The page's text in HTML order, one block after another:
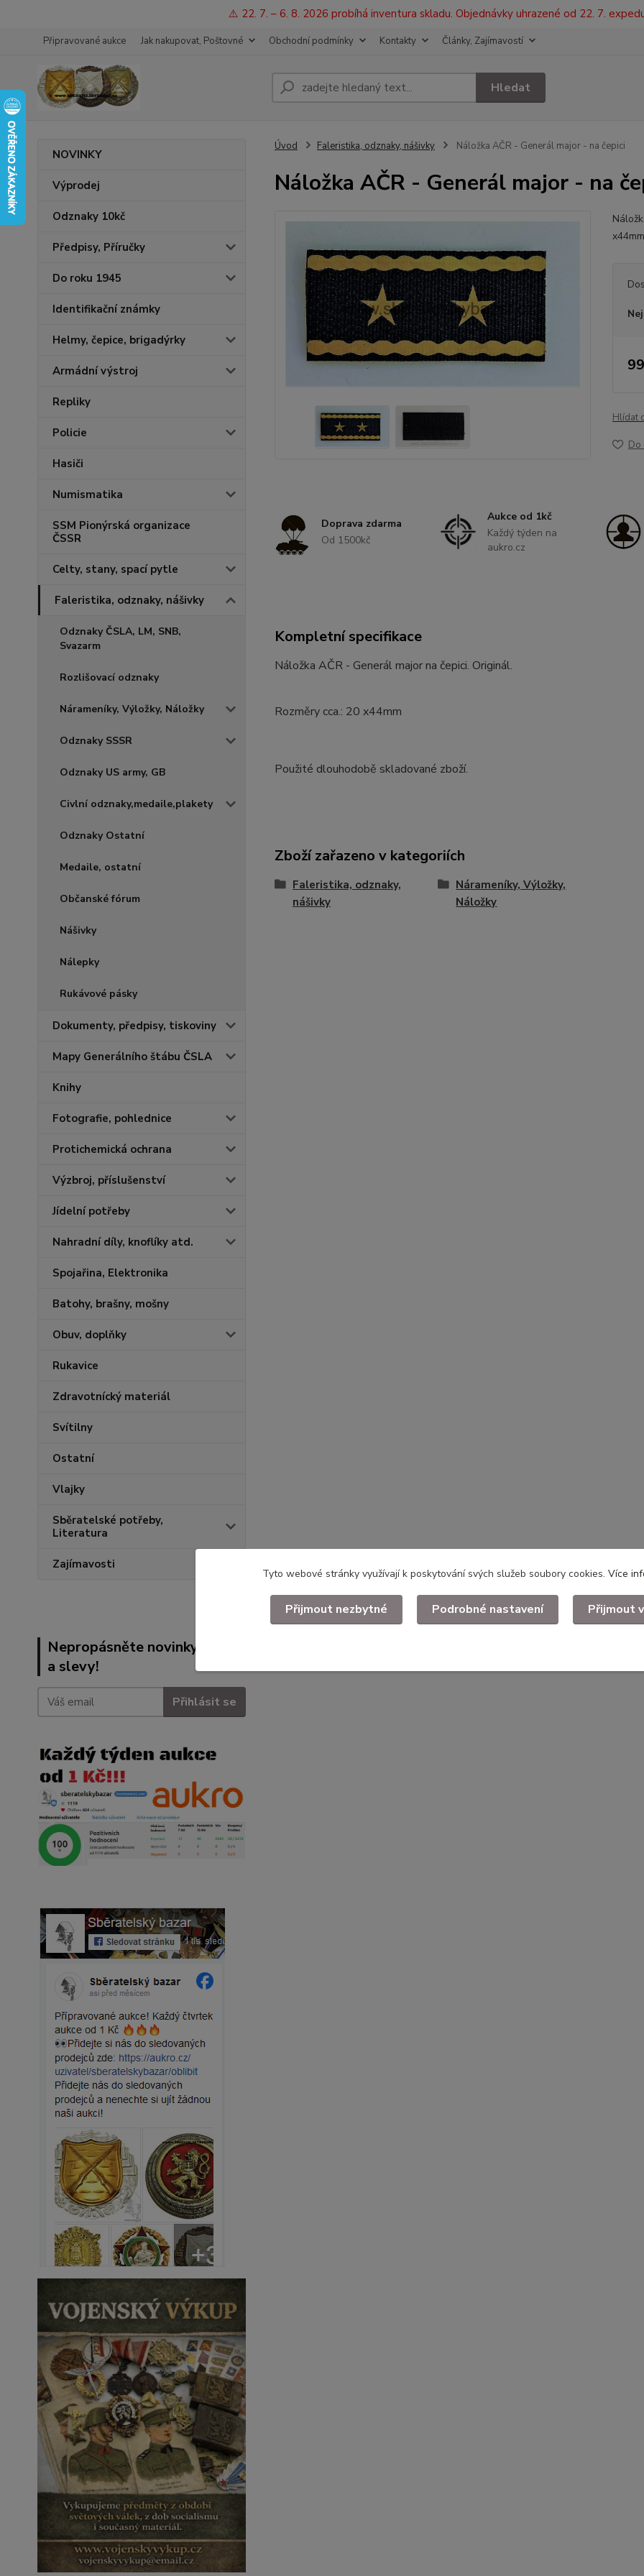
⚠️ 22. 7. – 6. 8. 2026 probíhá inventura skladu. Objednávky uhrazené od 22. 7.
Připravované aukce Jak nakupovat, Poštovné Obchodní podmínky Kontakty Články, Zajímavostí
Hledat
NOVINKY
Výprodej
Odznaky 10kč
Předpisy, Příručky
Do roku 1945
Identifikační známky
Helmy, čepice, brigadýrky
Armádní výstroj
Repliky
Policie
Hasiči
Numismatika
SSM Pionýrská organizace
ČSSR
Celty, stany, spací pytle
Faleristika, odznaky, nášivky
Odznaky ČSLA, LM, SNB,
Svazarm
Rozlišovací odznaky
Nárameníky, Výložky, Náložky
Odznaky SSSR
Odznaky US army, GB
Civlní odznaky,medaile,plakety
Odznaky Ostatní
Medaile, ostatní
Občanské fórum
Nášivky
Nálepky
Rukávové pásky
Dokumenty, předpisy, tiskoviny
Mapy Generálního štábu ČSLA
Knihy
Fotografie, pohlednice
Protichemická ochrana
Výzbroj, příslušenství
Jídelní potřeby
Nahradní díly, knoflíky atd.
Spojařina, Elektronika
Batohy, brašny, mošny
Obuv, doplňky
Rukavice
Zdravotnícký materiál
Svítilny
Ostatní
Vlajky
Sběratelské potřeby,
Literatura
Zajímavosti
Nepropásněte novinky, akce
a slevy!
Přihlásit se
Úvod Faleristika, odznaky, nášivky Náložka AČR - Generál major - na čepici
Náložka AČR - Generál major - na
Hlídat
Do
Doprava zdarma
Od 1500kč
Aukce od 1kč
Každý týden na
aukro.cz
Kompletní specifikace
Náložka AČR - Generál major na čepici. Originál.
Rozměry cca.: 20 x44mm
Použité dlouhodobě skladované zboží.
Zboží zařazeno v kategoriích
Faleristika, odznaky,
nášivky
Nárameníky, Výložky,
Náložky
Tyto webové stránky využívají k poskytování svých služeb soubory cookies. Více
Přijmout nezbytné Podrobné nastavení Přijmout